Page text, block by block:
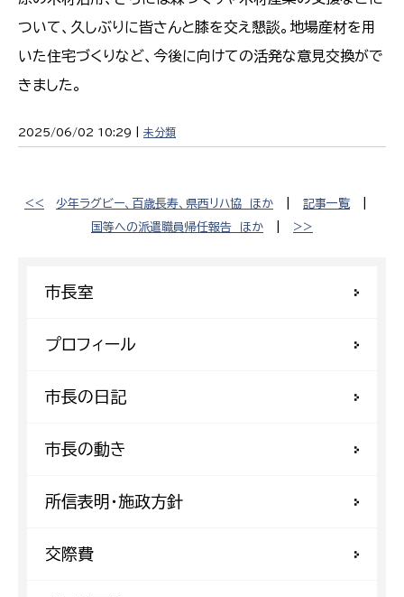
ついて、久しぶりに皆さんと膝を交え懇談。地場産材を用
いた住宅づくりなど、今後に向けての活発な意見交換がで
きました。
2025/06/02 10:29 | 未分類
<< 少年ラグビー、百歳長寿、県西リハ協 ほか 記事一覧
国等への派遣職員帰任報告 ほか
>>
市長室
プロフィール
市長の日記
市長の動き
所信表明・施政方針
交際費